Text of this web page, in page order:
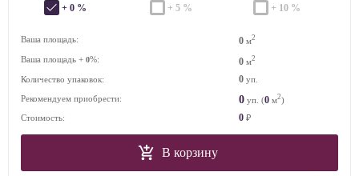
+ 0 % + 5 % + 10 %
Ваша площадь: 0 м2
Ваша площадь + 0%: 0 м2
Количество упаковок: 0 уп.
Рекомендуем приобрести:
0 уп. (0 м2)
Стоимость:
0 ₽
В корзину